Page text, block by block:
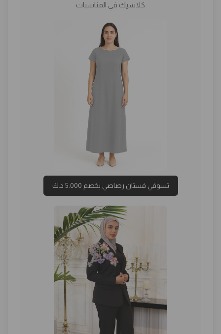
كلاسيك في المناسبات
تسوقي فستان رصاصي بخصم 5.000 د.ك